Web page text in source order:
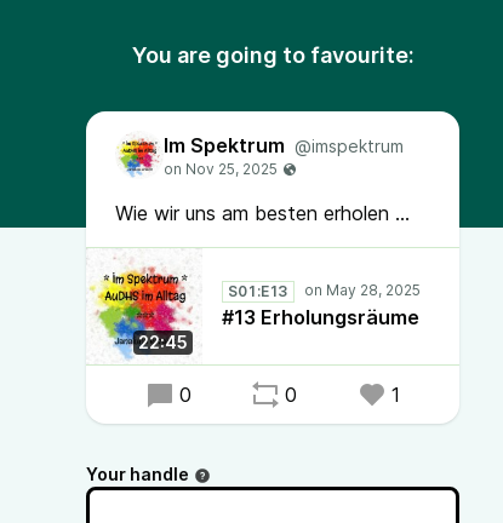
You are going to favourite:
Im Spektrum @imspektrum
Wie wir uns am besten erholen ...
22:45
S01:E13
#13 Erholungsräume
0 0 1
Your handle